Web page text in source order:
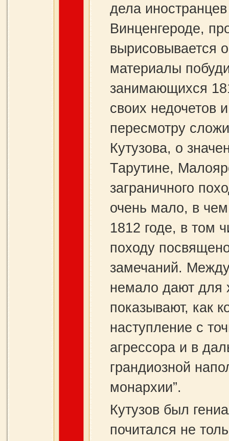
дела
Винценгероде,
вырисовывается
материалы
занимающихся
своих недочетов
пересмотру
Кутузова, о
Тарутине,
заграничного
очень мало, в
1812 годе, в том
походу
замечаний.
немало дают для
показывают, как
наступление с
агрессора и в
грандиозной
монархии”.
Кутузов был
почитался не